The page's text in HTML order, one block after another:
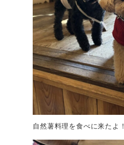
自然薯料理を食べに来たよ！